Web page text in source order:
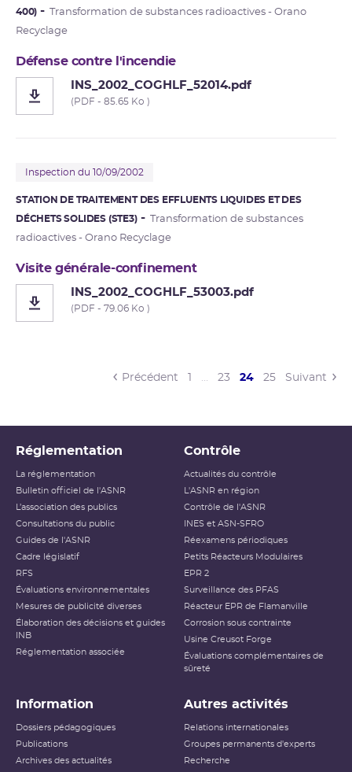
400)
Transformation de substances radioactives - Orano
Recyclage
Défense contre l'incendie
INS_2002_COGHLF_52014.pdf
(PDF - 85.65 Ko )
Inspection du 10/09/2002
STATION DE TRAITEMENT DES EFFLUENTS LIQUIDES ET DES
DÉCHETS SOLIDES (STE3)
Transformation de substances
radioactives - Orano Recyclage
Visite générale-confinement
INS_2002_COGHLF_53003.pdf
(PDF - 79.06 Ko )
Précédent … 23 24(current)
25 Suivant
Réglementation
La réglementation
Bulletin officiel de l'ASNR
L’association des publics
Consultations du public
Guides de l'ASNR
Cadre législatif
RFS
Évaluations environnementales
Mesures de publicité diverses
Élaboration des décisions et guides
INB
Réglementation associée
Contrôle
Actualités du contrôle
L'ASNR en région
Contrôle de l'ASNR
INES et ASN-SFRO
Réexamens périodiques
Petits Réacteurs Modulaires
EPR 2
Surveillance des PFAS
Réacteur EPR de Flamanville
Corrosion sous contrainte
Usine Creusot Forge
Évaluations complémentaires de
sûreté
Information
Dossiers pédagogiques
Publications
Archives des actualités
Autres activités
Relations internationales
Groupes permanents d'experts
Recherche